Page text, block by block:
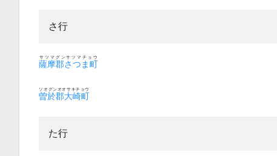
さ行
薩摩郡さつま町
サツマグンサツマチョウ
曽於郡大崎町
ソオグンオオサキチョウ
た行